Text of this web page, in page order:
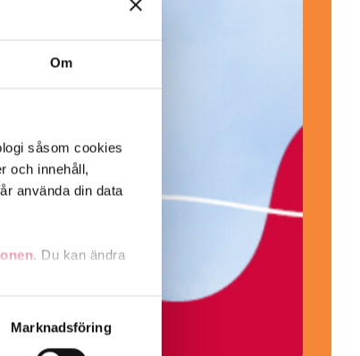
Om
såsom cookies
och innehåll,
använda din data
. Du kan ändra
funktioner för
från din enhet
Marknadsföring